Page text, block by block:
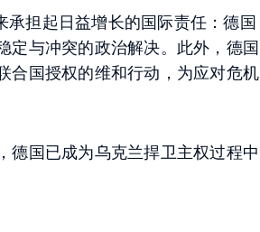
担起日益增长的国际责任：德国
定与冲突的政治解决。此外，德国
合国授权的维和行动，为应对危机
德国已成为乌克兰捍卫主权过程中